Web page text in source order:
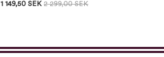
1 149,50 SEK 2 299,00 SEK